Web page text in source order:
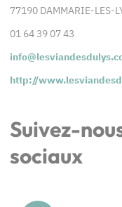
77190 DAMMARIE-LES-
01 64 39 07 43
http://
Suivez-
sociaux